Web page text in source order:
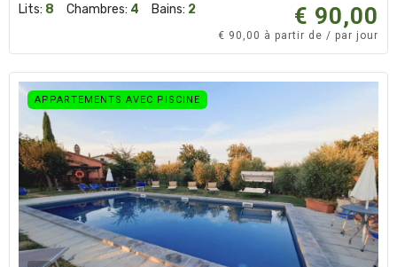
Lits: 8 Chambres: 4 Bains: 2 € 90,00
€ 90,00 à partir de / par jour
APPARTEMENTS AVEC PISCINE